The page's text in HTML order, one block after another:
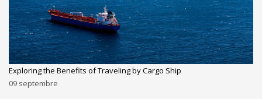
Exploring the Benefits of Traveling by Cargo Ship
09 septembre